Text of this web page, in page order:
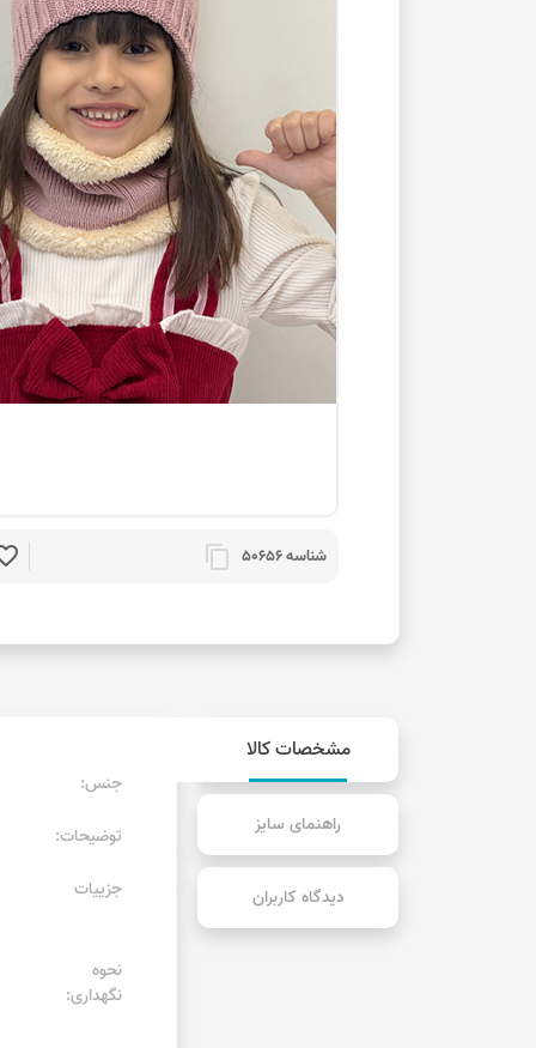
شناسه 50656 content_copy
مشخصات کالا
راهنمای سایز
دیدگاه کاربران
جنس:
توضیحات:
جزییات
نحوه
نگهداری: